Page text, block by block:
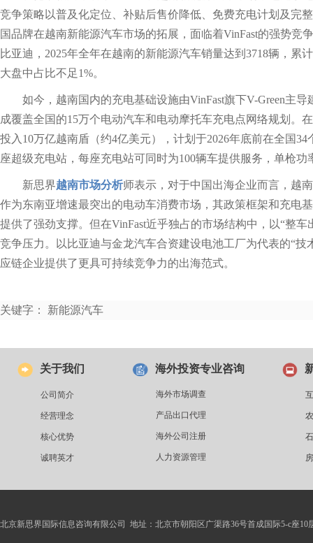
竞争策略以普及化定位、补贴后售价降低、免费充电计划及完
国品牌在越南新能源汽车市场的拓展，面临着VinFast的强势竞
比亚迪，2025年全年在越南的新能源汽车销量达到3718辆，累
大盘中占比不足1%。
如今，越南国内的充电基础设施由VinFast旗下V-Green主导
成覆盖全国的15万个电动汽车和电动摩托车充电点网络规划。
投入10万亿越南盾（约4亿美元），计划于2026年底前在全国
座超级充电站，每座充电站可同时为100辆车提供服务，单枪功
新思界越南市场分析师表示，对于中国出海企业而言，越
作为东南亚增速最突出的电动车消费市场，其政策框架和充电
提供了强劲支撑。但在VinFast近乎独占的市场结构中，以“整
竞争压力。以比亚迪与金龙汽车合资建设电池工厂为代表的“技
应链企业提供了更具可持续竞争力的出海范式。
关键字： 新能源汽车
关于我们
公司简介
经营理念
核心优势
诚聘英才
海外投资专业咨询
海外市场调查
产品出口代理
海外公司注册
人力资源管理
北京新思界国际信息咨询有限公司 地址：北京市朝阳区广渠路36号首成国际5-c座10